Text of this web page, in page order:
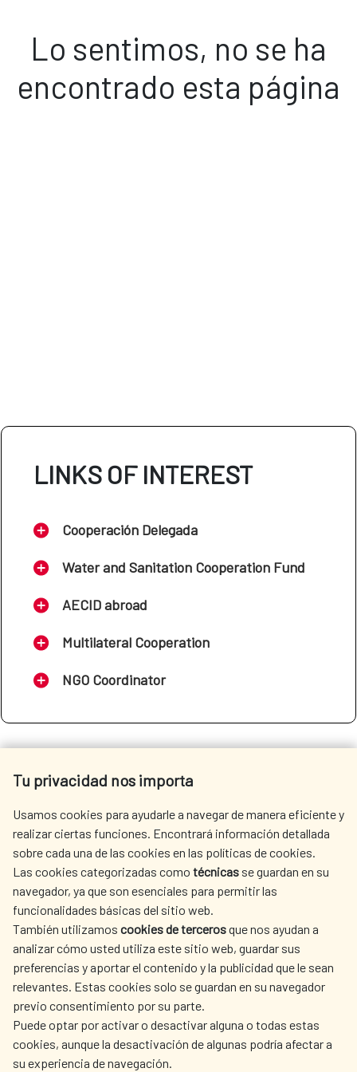
Lo sentimos, no se ha
encontrado esta página
LINKS OF INTEREST
Cooperación Delegada
Water and Sanitation Cooperation Fund
AECID abroad
Multilateral Cooperation
NGO Coordinator
SEE MORE SITES OF INTEREST
SEDE ELECTRÓNICA
Fecha de modificación de la página: 15/06/2026
Tu privacidad nos importa
Usamos cookies para ayudarle a navegar de manera eficiente y
realizar ciertas funciones. Encontrará información detallada
sobre cada una de las cookies en las políticas de cookies.
Las cookies categorizadas como técnicas se guardan en su
navegador, ya que son esenciales para permitir las
funcionalidades básicas del sitio web.
También utilizamos cookies de tercerosque nos ayudan a
analizar cómo usted utiliza este sitio web, guardar sus
preferencias y aportar el contenido y la publicidad que le sean
relevantes. Estas cookies solo se guardan en su navegador
previo consentimiento por su parte.
Puede optar por activar o desactivar alguna o todas estas
cookies, aunque la desactivación de algunas podría afectar a
su experiencia de navegación.